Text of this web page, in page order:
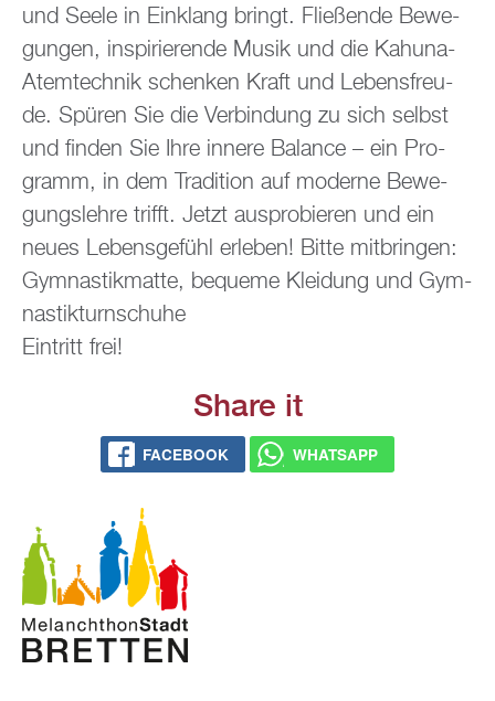
und Seele in Ein­klang bringt. Flie­ßen­de Be­we­
gun­gen, in­spi­rie­ren­de Musik und die Ka­hu­na-
Atem­tech­nik schen­ken Kraft und Le­bens­freu­
de. Spü­ren Sie die Ver­bin­dung zu sich selbst
und fin­den Sie Ihre in­ne­re Ba­lan­ce – ein Pro­
gramm, in dem Tra­di­ti­on auf mo­der­ne Be­we­
gungs­leh­re trifft. Jetzt aus­pro­bie­ren und ein
neues Le­bens­ge­fühl er­le­ben! Bitte mit­brin­gen:
Gym­nas­tik­mat­te, be­que­me Klei­dung und Gym­
nas­tik­turn­schu­he
Ein­tritt frei!
Share it
FACE­BOOK WHATS­APP